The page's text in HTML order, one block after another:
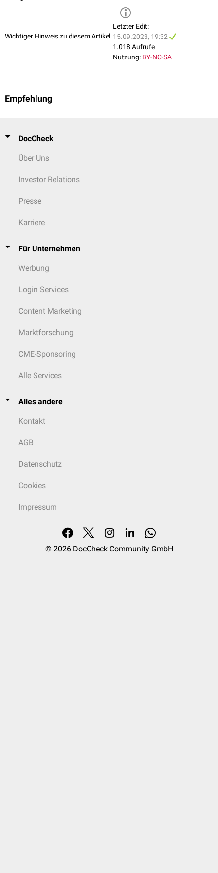
Wichtiger Hinweis zu diesem Artikel
Letzter Edit:
15.09.2023, 19:32
1.018 Aufrufe
Nutzung: BY-NC-SA
Empfehlung
DocCheck
Über Uns
Investor Relations
Presse
Karriere
Für Unternehmen
Werbung
Login Services
Content Marketing
Marktforschung
CME-Sponsoring
Alle Services
Alles andere
Kontakt
AGB
Datenschutz
Cookies
Impressum
© 2026 DocCheck Community GmbH